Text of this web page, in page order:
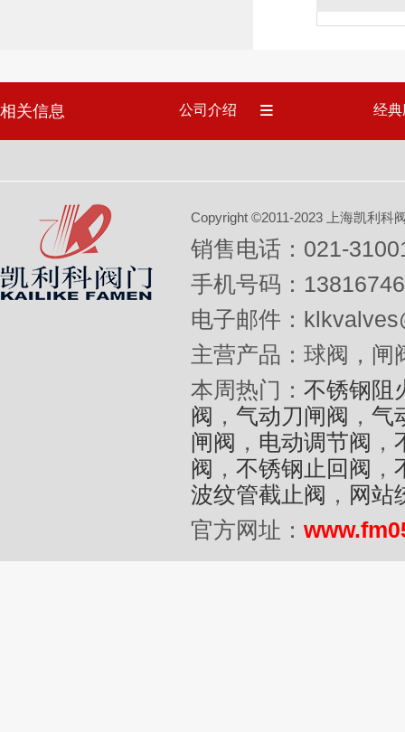
相关信息 公司介绍 经
Copyright ©2011-2023 上海凯利科
销售电话：021-
手机号码：
电子邮件：
主营产品：球阀，闸
本周热门： 不锈钢阻
阀 ， 气动刀闸阀 ， 气
闸阀 ， 电动调节阀 ，
阀 ， 不锈钢止回阀 ，
波纹管截止阀 ， 网站
官方网址：